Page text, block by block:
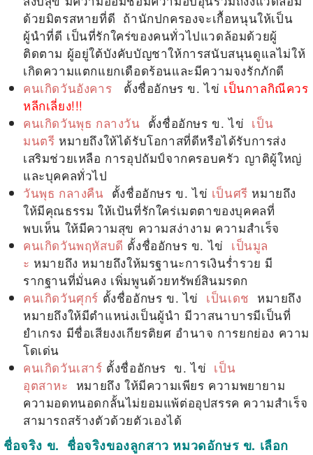
ด้วยมิตรสหายที่ดี ถ้านักปกครองจะเกื้อหนุนให้เป็น
ผู้นำที่ดี เป็นที่รักใคร่ของคนทั่วไปแวดล้อมด้วยผู้
ติดตาม ผู้อยู่ใต้บังคับบัญชาให้การสนับสนุนดูแลไม่ให้
เกิดความแตกแยกเดือดร้อนและมีความจงรักภักดี
คนเกิดวันอังคาร
ตั้งชื่ออักษรข. ไข่ เป็นกาลกิณีควร
หลีกเลี่ยง!!!
คนเกิดวันพุธ กลางวัน ตั้งชื่ออักษรข. ไข่ เป็น
มนตรี หมายถึงให้ได้รับโอกาสที่ดีหรือได้รับการส่ง
เสริมช่วยเหลือ การอุปถัมป์จากครอบครัว ญาติผู้ใหญ่
และบุคคลทั่วไป
วันพุธ กลางคืน ตั้งชื่ออักษรข. ไข่ เป็นศรี หมายถึง
ให้มีคุณธรรม ให้เป้นที่รักใคร่เมตตาของบุคคลที่
พบเห็น ให้มีความสุข ความสง่างาม ความสำเร็จ
คนเกิดวันพฤหัสบดี ตั้งชื่ออักษร ข. ไข่ เป็นมูล
ะ หมายถึง หมายถึงให้มรฐานะการเงินร่ำรวย มี
รากฐานที่มั่นคง เพิ่มพูนด้วยทรัพย์สินมรดก
คนเกิดวันศุกร์ ตั้งชื่ออักษรข. ไข่ เป็นเดช หมายถึง
หมายถึงให้มีตำแหน่งเป็นผู้นำ มีวาสนาบารมีเป็นที่
ยำเกรง มีชื่อเสียงงเกียรติยศ อำนาจ การยกย่อง ความ
โดเด่น
คนเกิดวันเสาร์ ตั้งชื่ออักษร ข. ไข่ เป็น
อุตสาหะ หมายถึง ให้มีความเพียร ความพยายาม
ความอดทนอดกลั้นไม่ยอมแพ้ต่ออุปสรรค ความสำเร็จ
สามารถสร้างตัวด้วยตัวเองได้
ชื่อจริง ข. ชื่อจริงของลูกสาว หมวดอักษร ข. เลือก